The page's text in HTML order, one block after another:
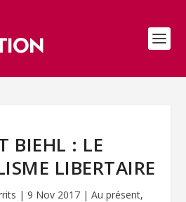
BIEHL : LE
LIBERTAIRE
| 9 Nov 2017 | Au présent,